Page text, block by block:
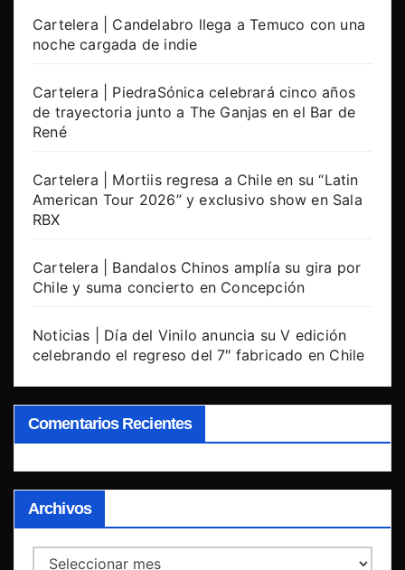
Cartelera | Candelabro llega a Temuco con una
noche cargada de indie
Cartelera | PiedraSónica celebrará cinco años
de trayectoria junto a The Ganjas en el Bar de
René
Cartelera | Mortiis regresa a Chile en su “Latin
American Tour 2026” y exclusivo show en Sala
RBX
Cartelera | Bandalos Chinos amplía su gira por
Chile y suma concierto en Concepción
Noticias | Día del Vinilo anuncia su V edición
celebrando el regreso del 7″ fabricado en Chile
Comentarios Recientes
Archivos
Archivos